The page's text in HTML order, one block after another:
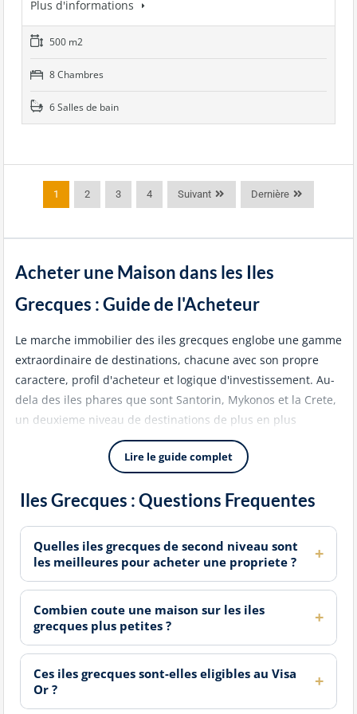
Plus d'informations
500 m2
8 Chambres
6 Salles de bain
1 2 3 4 Suivant Dernière
Acheter une Maison dans les Iles
Grecques : Guide de l'Acheteur
Le marche immobilier des iles grecques englobe une gamme
extraordinaire de destinations, chacune avec son propre
caractere, profil d'acheteur et logique d'investissement. Au-
dela des iles phares que sont Santorin, Mykonos et la Crete,
un deuxieme niveau de destinations de plus en plus
recherchees, Naxos, Kefalonia, Skiathos, Lesbos et Porto Heli
parmi elles, offre aux acheteurs une veritable valeur, une vie
des niveaux de prix qui restent accessibles par rapport au
Naxos : Etendue, Plages et Valeur
Naxos est la plus grande des Cyclades et l'une des plus
autosuffisantes, avec des terres agricoles fertiles, un
interieur montagneux et un long littoral ouest de plages de
sable qui rivalise avec tout ce que la mer Egee peut offrir.
Contrairement a Mykonos ou Santorin, Naxos a conserve une
forte population permanente et une veritable economie
Lire le guide complet
Iles Grecques : Questions Frequentes
Quelles iles grecques de second niveau sont
les meilleures pour acheter une propriete ?
Combien coute une maison sur les iles
grecques plus petites ?
Ces iles grecques sont-elles eligibles au Visa
Or ?